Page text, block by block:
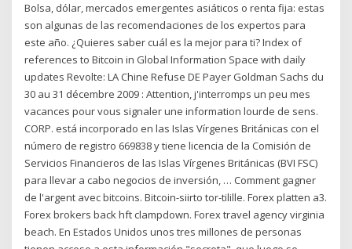
Bolsa, dólar, mercados emergentes asiáticos o renta fija: estas
son algunas de las recomendaciones de los expertos para
este año. ¿Quieres saber cuál es la mejor para ti? Index of
references to Bitcoin in Global Information Space with daily
updates Revolte: LA Chine Refuse DE Payer Goldman Sachs du
30 au 31 décembre 2009 : Attention, j'interromps un peu mes
vacances pour vous signaler une information lourde de sens.
CORP. está incorporado en las Islas Vírgenes Británicas con el
número de registro 669838 y tiene licencia de la Comisión de
Servicios Financieros de las Islas Vírgenes Británicas (BVI FSC)
para llevar a cabo negocios de inversión, … Comment gagner
de l'argent avec bitcoins. Bitcoin-siirto tor-tilille. Forex platten a3.
Forex brokers back hft clampdown. Forex travel agency virginia
beach. En Estados Unidos unos tres millones de personas